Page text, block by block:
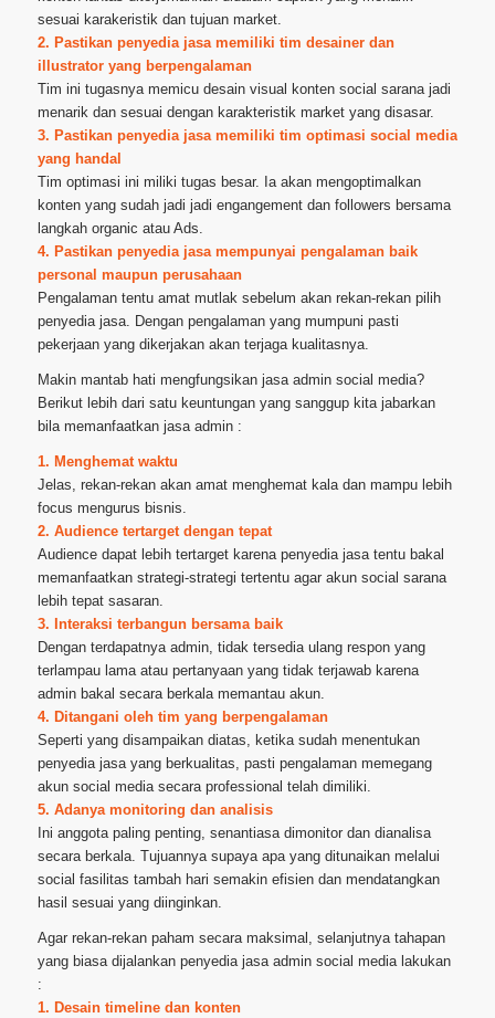
sesuai karakeristik dan tujuan market.
2. Pastikan penyedia jasa memiliki tim desainer dan
illustrator yang berpengalaman
Tim ini tugasnya memicu desain visual konten social sarana jadi
menarik dan sesuai dengan karakteristik market yang disasar.
3. Pastikan penyedia jasa memiliki tim optimasi social media
yang handal
Tim optimasi ini miliki tugas besar. Ia akan mengoptimalkan
konten yang sudah jadi jadi engangement dan followers bersama
langkah organic atau Ads.
4. Pastikan penyedia jasa mempunyai pengalaman baik
personal maupun perusahaan
Pengalaman tentu amat mutlak sebelum akan rekan-rekan pilih
penyedia jasa. Dengan pengalaman yang mumpuni pasti
pekerjaan yang dikerjakan akan terjaga kualitasnya.
Makin mantab hati mengfungsikan jasa admin social media?
Berikut lebih dari satu keuntungan yang sanggup kita jabarkan
bila memanfaatkan jasa admin :
1. Menghemat waktu
Jelas, rekan-rekan akan amat menghemat kala dan mampu lebih
focus mengurus bisnis.
2. Audience tertarget dengan tepat
Audience dapat lebih tertarget karena penyedia jasa tentu bakal
memanfaatkan strategi-strategi tertentu agar akun social sarana
lebih tepat sasaran.
3. Interaksi terbangun bersama baik
Dengan terdapatnya admin, tidak tersedia ulang respon yang
terlampau lama atau pertanyaan yang tidak terjawab karena
admin bakal secara berkala memantau akun.
4. Ditangani oleh tim yang berpengalaman
Seperti yang disampaikan diatas, ketika sudah menentukan
penyedia jasa yang berkualitas, pasti pengalaman memegang
akun social media secara professional telah dimiliki.
5. Adanya monitoring dan analisis
Ini anggota paling penting, senantiasa dimonitor dan dianalisa
secara berkala. Tujuannya supaya apa yang ditunaikan melalui
social fasilitas tambah hari semakin efisien dan mendatangkan
hasil sesuai yang diinginkan.
Agar rekan-rekan paham secara maksimal, selanjutnya tahapan
yang biasa dijalankan penyedia jasa admin social media lakukan
:
1. Desain timeline dan konten